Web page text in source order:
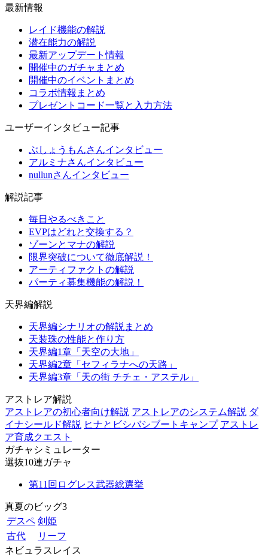
最新情報
レイド機能の解説
潜在能力の解説
最新アップデート情報
開催中のガチャまとめ
開催中のイベントまとめ
コラボ情報まとめ
プレゼントコード一覧と入力方法
ユーザーインタビュー記事
ぶしょうもんさんインタビュー
アルミナさんインタビュー
nullunさんインタビュー
解説記事
毎日やるべきこと
EVPはどれと交換する？
ゾーンとマナの解説
限界突破について徹底解説！
アーティファクトの解説
パーティ募集機能の解説！
天界編解説
天界編シナリオの解説まとめ
天装珠の性能と作り方
天界編1章「天空の大地」
天界編2章「セフィラナへの天路」
天界編3章「天の街 チチェ・アステル」
アストレア解説
アストレアの初心者向け解説 アストレアのシステム解説 ダ
イナシールド解説 ヒナとビシバシブートキャンプ アストレ
ア育成クエスト
ガチャシミュレーター
選抜10連ガチャ
第11回ログレス武器総選挙
真夏のビッグ3
デスペ 剣姫
古代
リーフ
ネビュラスレイス